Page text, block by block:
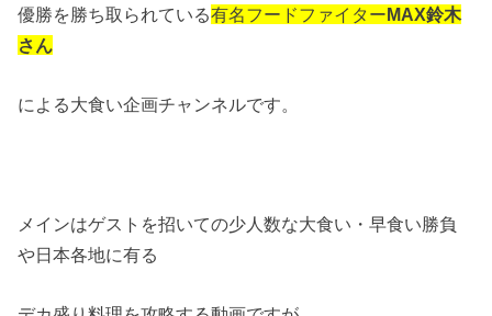
優勝を勝ち取られている有名フードファイターMAX鈴木
さん
による大食い企画チャンネルです。
メインはゲストを招いての少人数な大食い・早食い勝負
や日本各地に有る